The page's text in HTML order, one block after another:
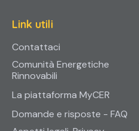
Link utili
Contattaci
Comunità Energetiche
Rinnovabili
La piattaforma MyCER
Domande e risposte - FAQ